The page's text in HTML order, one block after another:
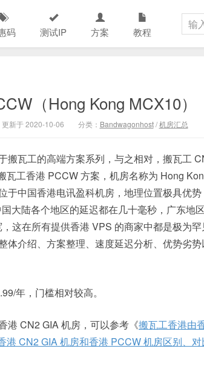
码 测试IP 方案 教程
（Hong Kong MCX10）
更新于 2020-10-06 分类： Bandwagonhost/机房汇总
搬瓦工的高端方案系列，与之相对，搬瓦工
工香港 PCCW 方案，机房名称为 Hong
于中国香港电讯盈科机房，地理位置极具优
大陆各个地区的延迟都在几十毫秒，广东地
这在所有提供香港 VPS 的商家中都是极为
体介绍、方案整理、速度延迟分析、优势劣
年，门槛相对较高。
港 CN2 GIA 机房，可以参考《搬瓦工香港由
港 CN2 GIA 机房和香港 PCCW 机房区别、